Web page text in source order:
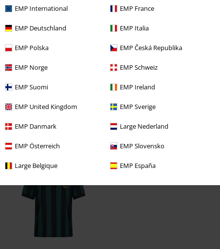
EMP International EMP France
EMP Deutschland EMP Italia
EMP Polska EMP Česká Republika
EMP Norge EMP Schweiz
EMP Suomi EMP Ireland
EMP United Kingdom EMP Sverige
EMP Danmark Large Nederland
EMP Österreich EMP Slovensko
Large Belgique EMP España
Sag uns deine Meinung zu "Soccer Jersey".
Schreibe eine Bewertung
Zuletzt angesehene Artikel